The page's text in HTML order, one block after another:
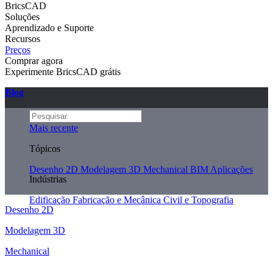
BricsCAD
Soluções
Aprendizado e Suporte
Recursos
Preços
Comprar agora
Experimente BricsCAD grátis
Blog
Mais recente
Tópicos
Desenho 2D Modelagem 3D Mechanical BIM Aplicações
Indústrias
Edificação Fabricação e Mecânica Civil e Topografia
Desenho 2D
Modelagem 3D
Mechanical